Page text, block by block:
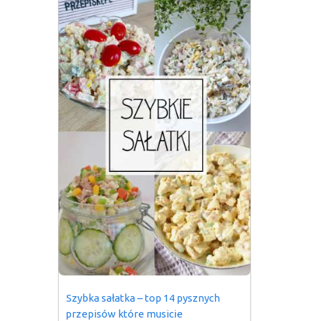
Szybka sałatka – top 14 pysznych
przepisów które musicie